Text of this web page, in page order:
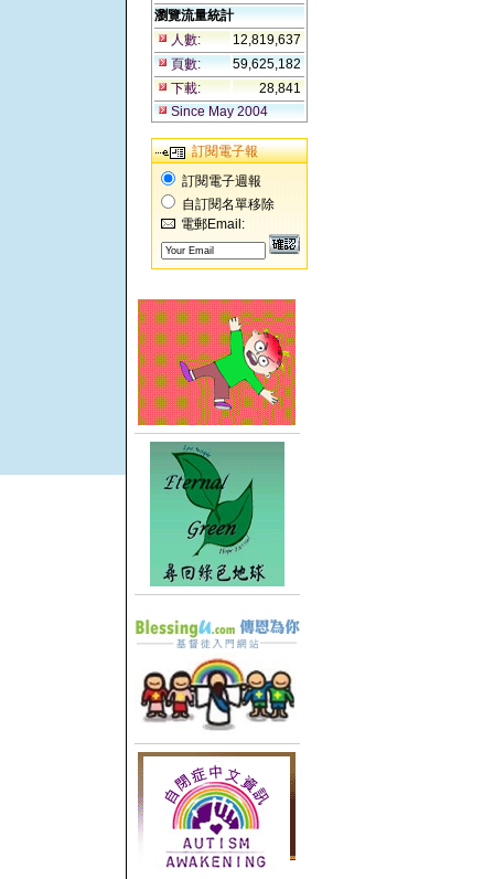
瀏覽流量統計
人數:
12,819,637
頁數:
59,625,182
下載:
28,841
Since May 2004
訂閱電子報
訂閱電子週報
自訂閱名單移除
電郵Email: